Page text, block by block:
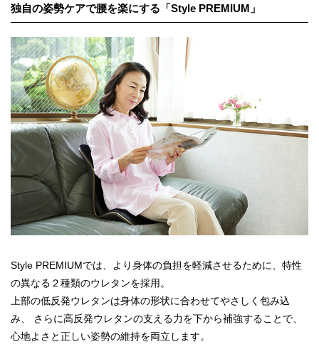
独自の姿勢ケアで腰を楽にする「Style PREMIUM」
Style PREMIUMでは、より身体の負担を軽減させるために、特性
の異なる２種類のウレタンを採用。
上部の低反発ウレタンは身体の形状に合わせてやさしく包み込
み、 さらに高反発ウレタンの支える力を下から補強することで、
心地よさと正しい姿勢の維持を両立します。